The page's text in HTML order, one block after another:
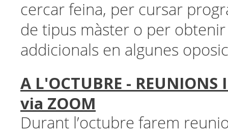
cercar feina, per cursar
de tipus màster o per
addicionals en algunes
A L'OCTUBRE - REUNIONS
via ZOOM
Durant l’octubre farem